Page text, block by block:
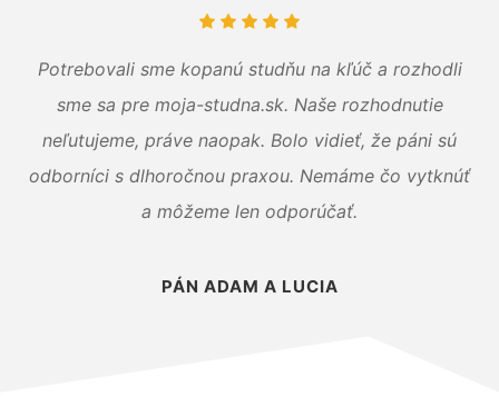
Potrebovali sme kopanú studňu na kľúč a rozhodli
sme sa pre moja-studna.sk. Naše rozhodnutie
neľutujeme, práve naopak. Bolo vidieť, že páni sú
odborníci s dlhoročnou praxou. Nemáme čo vytknúť
a môžeme len odporúčať.
PÁN ADAM A LUCIA